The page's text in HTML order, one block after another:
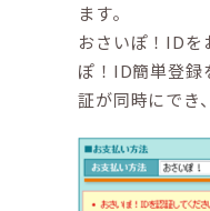
ます。
おさいぽ！IDを
ぽ！ID簡単登録
証が同時にでき